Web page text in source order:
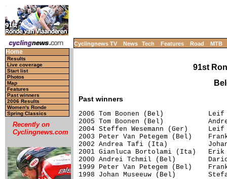
Cyclingnews TV News Tech Features Road MTB
Home
Results
Live coverage
Start list
Photos
Map
Features
Past winners
2006 Results
Women's Ronde
Spring Classics
Recently on
Cyclingnews.com
91st
Past winners
2006 Tom Boonen (Bel)
2005 Tom Boonen (Bel)
2004 Steffen Wesemann (Ger)
2003 Peter Van Petegem (Bel)
2002 Andrea Tafi (Ita)          Johan
2001 Gianluca Bortolami (Ita)
2000 Andrei Tchmil (Bel)
1999 Peter Van Petegem (Bel)
1998 Johan Museeuw (Bel)